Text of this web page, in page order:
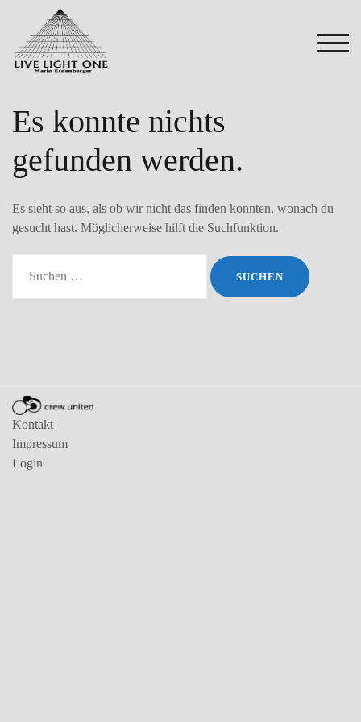
springen
Es konnte nichts
gefunden werden.
Es sieht so aus, als ob wir nicht das finden konnten, wonach du
gesucht hast. Möglicherweise hilft die Suchfunktion.
nach:
Kontakt
Impressum
Login